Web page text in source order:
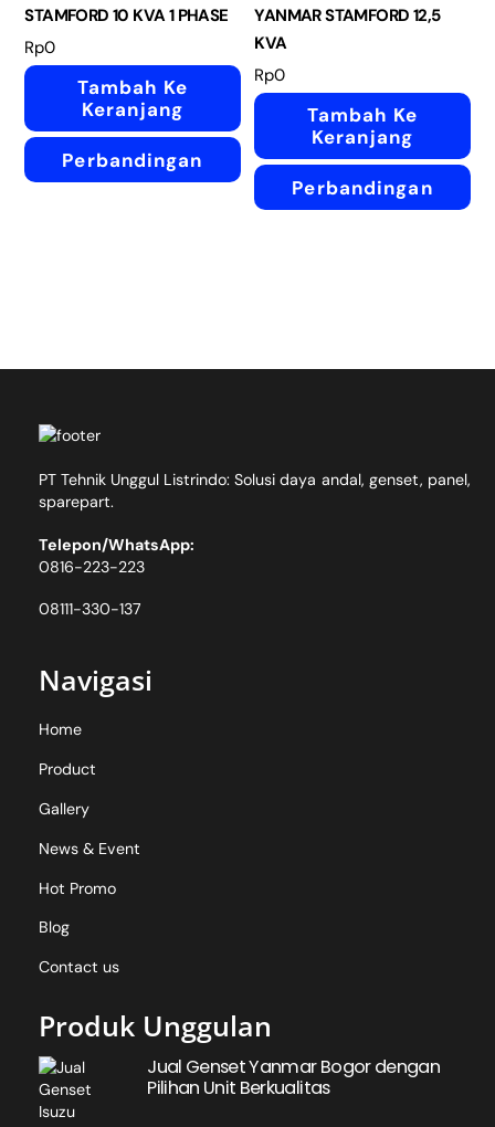
STAMFORD 10 KVA 1 PHASE
Rp0
Tambah Ke
Keranjang
Perbandingan
YANMAR STAMFORD 12,5
KVA
Rp0
Tambah Ke
Keranjang
Perbandingan
PT Tehnik Unggul Listrindo: Solusi daya andal, genset, panel,
sparepart.
Telepon/WhatsApp:
0816-223-223
08111-330-137
Navigasi
Home
Product
Gallery
News & Event
Hot Promo
Blog
Contact us
Produk Unggulan
Jual Genset Yanmar Bogor dengan
Pilihan Unit Berkualitas